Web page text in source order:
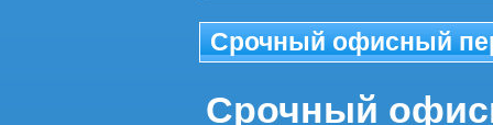
Срочный офисный
Срочный